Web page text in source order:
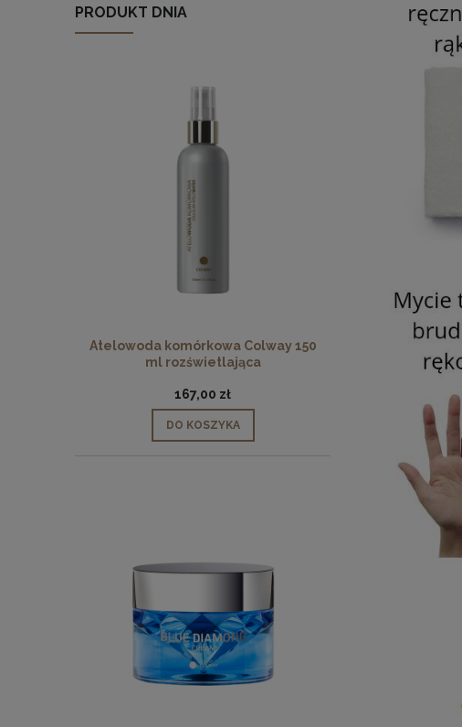
PRODUKT DNIA
Atelowoda komórkowa Colway 150
ml rozświetlająca
167,00 zł
DO KOSZYKA